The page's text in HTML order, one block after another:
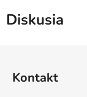
Diskusia
Kontakt